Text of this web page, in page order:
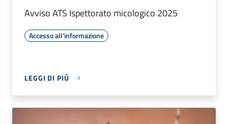
Avviso ATS Ispettorato micologico 2025
Accesso all'informazione
LEGGI DI PIÙ